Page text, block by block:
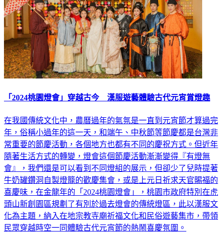
「2024桃園燈會」穿越古今 漢服遊藝體驗古代元宵賞燈趣
在我國傳統文化中，農曆過年的氣氛是一直到元宵節才算過完
年，俗稱小過年的這一天，和端午、中秋節等節慶都是台灣非
常重要的節慶活動，各個地方也都有不同的慶祝方式。但近年
隨著生活方式的轉變，燈會這個節慶活動漸漸變得『有燈無
會』，我們還是可以看到不同燈組的展示，但卻少了兒時提著
牛奶罐鑽洞自製燈籠的歡慶集會，或是上元日祈求天官賜福的
喜慶味，在金龍年的「2024桃園燈會」，桃園市政府特別在虎
頭山新創園區規劃了有別於過去燈會的傳統燈區，此以漢服文
化為主題，納入在地宗教寺廟祈福文化和民俗遊藝集市，帶領
民眾穿越時空一同體驗古代元宵節的熱鬧喜慶氛圍。